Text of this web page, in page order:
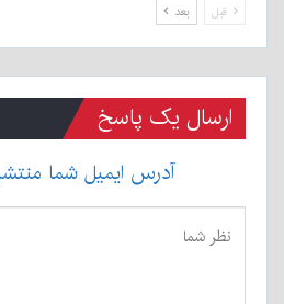
قبل بعد
ارسال یک پاسخ
آدرس ایمیل شما